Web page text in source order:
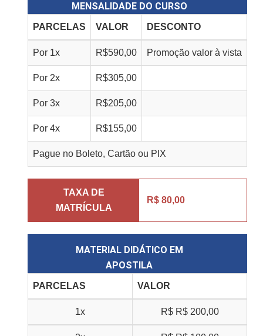
MENSALIDADE DO CURSO
PARCELAS VALOR DESCONTO
Por 1x R$590,00 Promoção valor à vista
Por 2x R$305,00
Por 3x R$205,00
Por 4x R$155,00
Pague no Boleto, Cartão ou PIX
TAXA DE
MATRÍCULA
R$ 80,00
MATERIAL DIDÁTICO EM
APOSTILA
PARCELAS VALOR
1x R$ R$ 200,00